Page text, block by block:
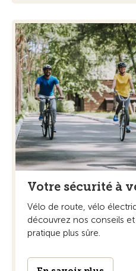
Votre sécurité à
Vélo de route, vélo
découvrez nos conseils
pratique plus sûre.